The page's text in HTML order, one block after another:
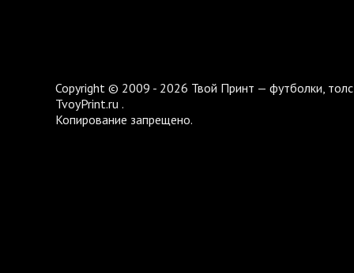
Copyright © 2009 - 2026 Твой Принт — футболки,
TvoyPrint.ru .
Копирование запрещено.